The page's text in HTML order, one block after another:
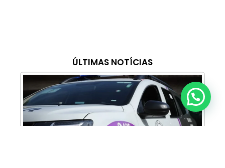
ÚLTIMAS NOTÍCIAS
Anunciar ou recomendar matéria